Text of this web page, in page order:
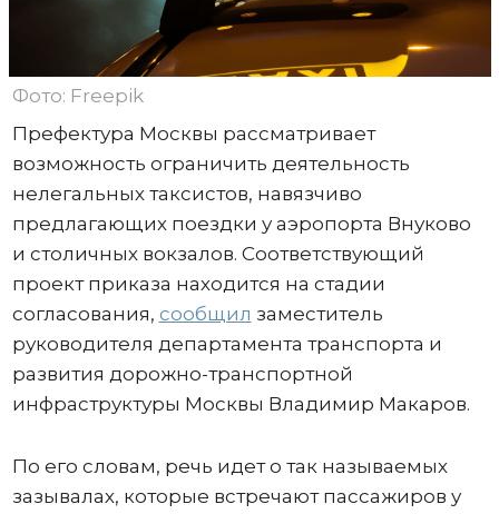
Фото: Freepik
Префектура Москвы рассматривает
возможность ограничить деятельность
нелегальных таксистов, навязчиво
предлагающих поездки у аэропорта Внуково
и столичных вокзалов. Соответствующий
проект приказа находится на стадии
согласования, сообщил заместитель
руководителя департамента транспорта и
развития дорожно-транспортной
инфраструктуры Москвы Владимир Макаров.
По его словам, речь идет о так называемых
зазывалах, которые встречают пассажиров у